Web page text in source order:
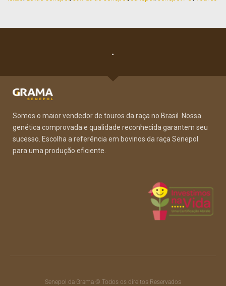
.
Somos o maior vendedor de touros da raça no Brasil. Nossa
genética comprovada e qualidade reconhecida garantem seu
sucesso. Escolha a referência em bovinos da raça Senepol
para uma produção eficiente.
Senepol da Grama © Todos os direitos Reservados